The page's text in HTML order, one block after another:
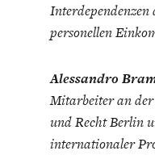
personellen
Alessandro
Mitarbeiter an
und Recht Berlin
internationaler